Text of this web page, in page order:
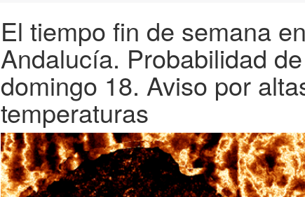
El tiempo fin de semana
Andalucía. Probabilidad
domingo 18. Aviso por
temperaturas